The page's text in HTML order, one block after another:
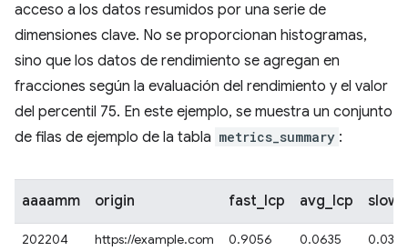
acceso a los datos resumidos por una serie de
dimensiones clave. No se proporcionan histogramas,
sino que los datos de rendimiento se agregan en
fracciones según la evaluación del rendimiento y el valor
del percentil 75. En este ejemplo, se muestra un conjunto
de filas de ejemplo de la tabla metrics_summary :
aaaamm origin fast_lcp avg_lcp
202204 https://example.com 0.9056 0.0635
0.0301